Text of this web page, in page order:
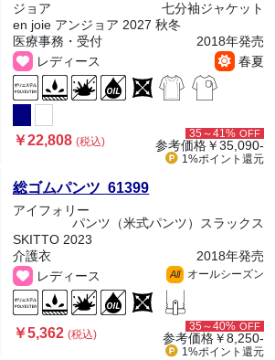
ジョア
七分袖ジャケット
en joie アンジョア 2027 秋冬
医療事務・受付
2018年発売
レディース
春夏
￥22,808(税込)
35～41% OFF
参考価格￥35,090-
1%ポイント 還元
総ゴムパンツ 61399
アイフォリー
パンツ（米式パンツ）スラックス
SKITTO 2023
介護衣
2018年発売
レディース
All オールシーズン
￥5,362(税込)
35～40% OFF
参考価格￥8,250-
1%ポイント 還元